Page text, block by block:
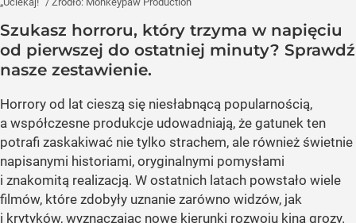
Szukasz horroru, który trzyma w napięciu
od pierwszej do ostatniej minuty? Sprawdź
nasze zestawienie.
Horrory od lat cieszą się niesłabnącą popularnością,
a współczesne produkcje udowadniają, że gatunek ten
potrafi zaskakiwać nie tylko strachem, ale również świetnie
napisanymi historiami, oryginalnymi pomysłami
i znakomitą realizacją. W ostatnich latach powstało wiele
filmów, które zdobyły uznanie zarówno widzów, jak
i krytyków, wyznaczając nowe kierunki rozwoju kina grozy.